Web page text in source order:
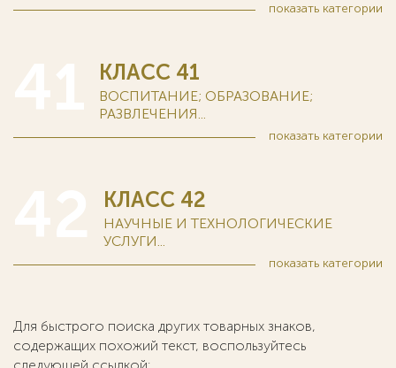
показать категории
КЛАСС 41
ВОСПИТАНИЕ; ОБРАЗОВАНИЕ;
РАЗВЛЕЧЕНИЯ...
показать категории
КЛАСС 42
НАУЧНЫЕ И ТЕХНОЛОГИЧЕСКИЕ
УСЛУГИ...
показать категории
Для быстрого поиска других товарных знаков,
содержащих похожий текст, воспользуйтесь